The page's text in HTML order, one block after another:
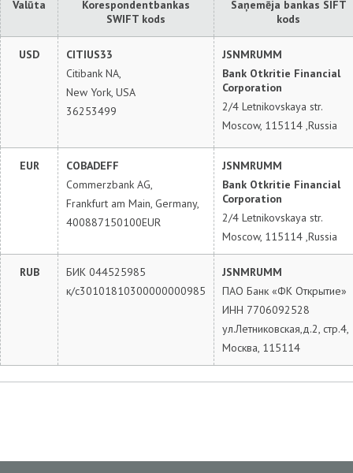
Valūta
Korespondentbankas
SWIFT kods
Saņemēja bankas SIFT
kods
USD
CITIUS33
Citibank NA,
New York, USA
36253499
JSNMRUMM
Bank Otkritie Financial
Corporation
2/4 Letnikovskaya str.
Moscow, 115114 ,Russia
EUR
COBADEFF
Commerzbank AG,
Frankfurt am Main, Germany,
400887150100EUR
JSNMRUMM
Bank Otkritie Financial
Corporation
2/4 Letnikovskaya str.
Moscow, 115114 ,Russia
RUB
БИК 044525985
к/c30101810300000000985
JSNMRUMM
ПАО Банк «ФК Открытие»
ИНН 7706092528
ул.Летниковская,д.2, стр.4,
Москва, 115114